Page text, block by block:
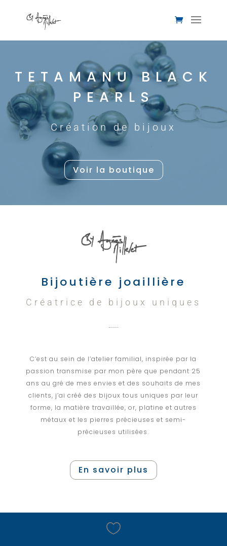
TETAMANU BLACK
PEARLS
Création de bijoux
Voir la boutique
Bijoutière joaillière
Créatrice de bijoux uniques
C’est au sein de l’atelier familial, inspirée par la
passion transmise par mon père que pendant 25
ans au gré de mes envies et des souhaits de mes
clients, j’ai créé des bijoux tous uniques par leur
forme, la matière travaillée, or, platine et autres
métaux et les pierres précieuses et semi-
précieuses utilisées.
En savoir plus
